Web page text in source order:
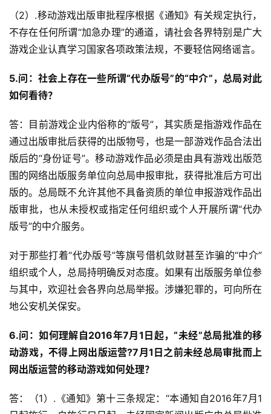
0
2
5
第
十
三
届
茶
奖
7
月
0
日
游
茶
对
接
会
（2）.移动游戏出版审批程序根据《通知》有关规定执行，
不存在任何所谓“加急办理”的通道，请社会各界特别是广大
游戏企业认真学习国家各项政策法规，不要轻信网络谣言。
5.问：社会上存在一些所谓“代办版号”的“中介”，总局对此
如何看待？
答：目前游戏企业内俗称的“版号”，其实质是指游戏作品在
通过出版审批后获得的出版物号，也是一部游戏作品合法出
版后的“身份证号”。移动游戏作品必须是由具有游戏出版范
围的网络出版服务单位向总局申报审批，获得批准后方可出
版的。总局既不允许其他不具备资质的单位申报游戏作品出
版审批，也从未授权或指定任何组织或个人开展所谓“代办
版号”的中介服务。
对于那些打着“代办版号”等旗号借机敛财甚至诈骗的“中介”
组织或个人，总局持明确反对态度。如果有出版服务单位参
与其中，欢迎社会各界向总局举报。涉嫌犯罪的，可向所在
地公安机关保安。
6.问：如何理解自2016年7月1日起，“未经”总局批准的移
动游戏，不得上网出版运营?7月1日之前未经总局审批而上
网出版运营的移动游戏如何处理？
答：（1）.《通知》第十三条规定：“本通知自2016年7月1